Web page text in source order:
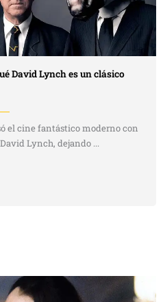
David Lynch es un clásico
el cine fantástico moderno con
Lynch, dejando ...